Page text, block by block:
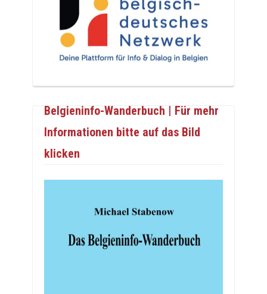
Belgieninfo-Wanderbuch | Für mehr
Informationen bitte auf das Bild
klicken